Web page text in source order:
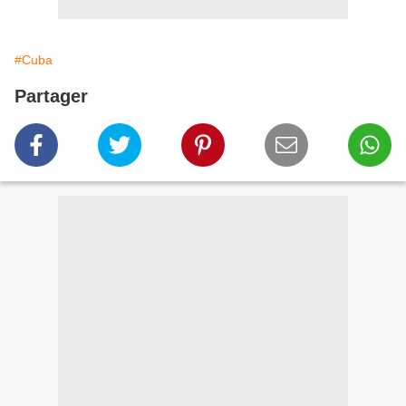
#Cuba
Partager